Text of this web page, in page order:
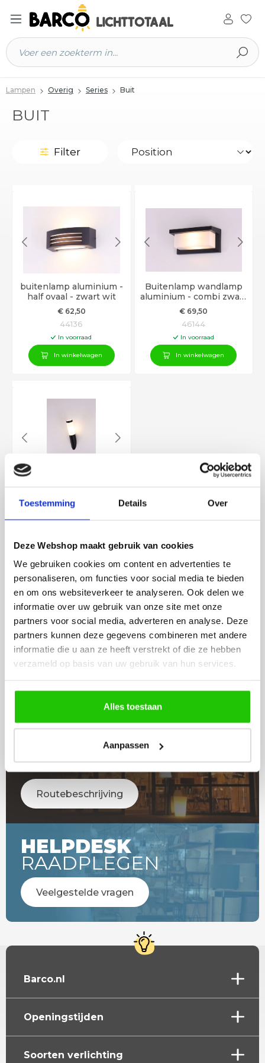
Toestemming Details Over
Deze Webshop maakt gebruik van cookies
We gebruiken cookies om content en advertenties te
personaliseren, om functies voor social media te bieden
en om ons websiteverkeer te analyseren. Ook delen we
informatie over uw gebruik van onze site met onze
partners voor social media, adverteren en analyse. Deze
partners kunnen deze gegevens combineren met andere
informatie die u aan ze heeft verstrekt of die ze hebben
verzameld op basis van uw gebruik van hun services.
Alles toestaan
Aanpassen
hoofdinhoud
Lampen Overig Series Buit
BUIT
Filter
buitenlamp aluminium -
half ovaal - zwart wit
€62,50
44136
In voorraad
In winkelwagen
Buitenlamp wandlamp
aluminium - combi zwart
wit
€ 69,50
46144
In voorraad
In winkelwagen
E27
€29,50
44129
In winkelwagen
LICHT
ADVIES
WINKEL
BEZOEKEN
Routebeschrijving
HELPDESK
RAADPLEGEN
Veelgestelde vragen
Barco.nl
Openingstijden
Soorten verlichting